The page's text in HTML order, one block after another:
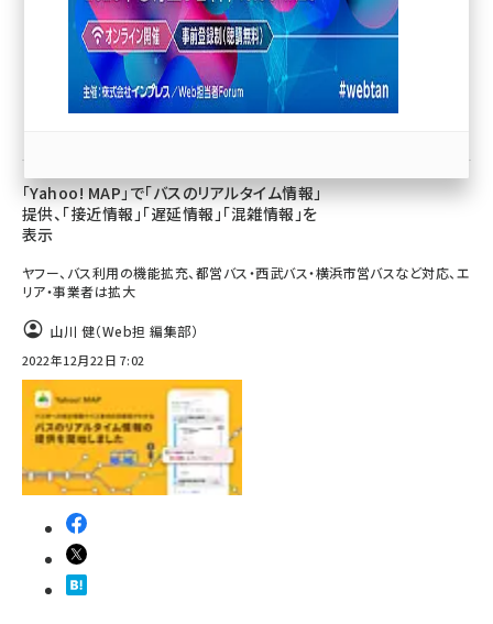
meo (1279)
llmo (1167)
マーケティング／広告
「Yahoo! MAP」で「バスのリアルタイム情報」
提供、「接近情報」「遅延情報」「混雑情報」を
表示
ヤフー、バス利用の機能拡充、都営バス・西武バス・横浜市営バスなど対応、エ
リア・事業者は拡大
山川 健（Web担 編集部）
2022年12月22日 7:02